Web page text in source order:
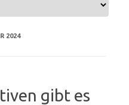
2024
gibt es